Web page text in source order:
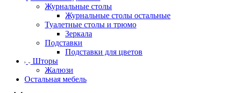
Журнальные столы
Журнальные столы остальные
Туалетные столы и трюмо
Зеркала
Подставки
Подставки для цветов
Шторы
Жалюзи
Остальная мебель